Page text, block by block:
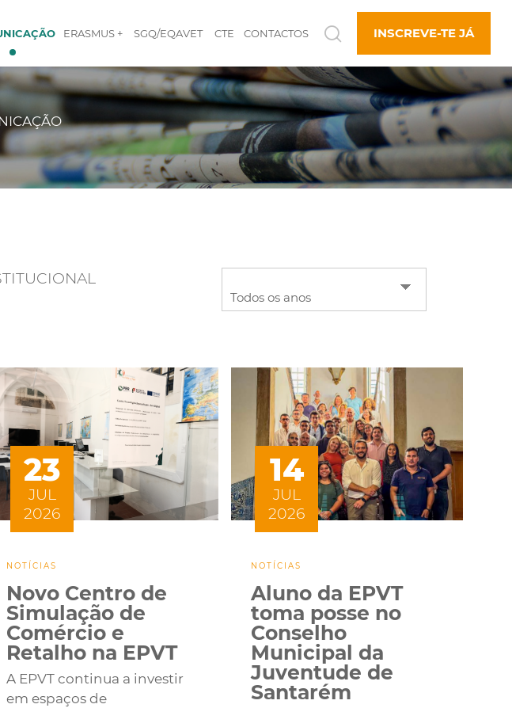
ERASMUS + SGQ/EQAVET CTE CONTACTOS INSCREVE-TE JÁ
23
JUL
2026
NOTÍCIAS
Novo Centro de
Simulação de
Comércio e
Retalho na EPVT
A EPVT continua a investir
em espaços de
14
JUL
2026
NOTÍCIAS
Aluno da EPVT
toma posse no
Conselho
Municipal da
Juventude de
Santarém